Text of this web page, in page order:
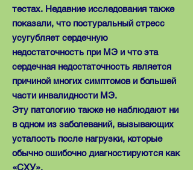
тестах. Недавние исследования также
показали, что постуральный стресс
усугубляет сердечную
недостаточность при МЭ и что эта
сердечная недостаточность является
причиной многих симптомов и большей
части инвалидности MЭ.
Эту патологию также не наблюдают ни
в одном из заболеваний, вызывающих
усталость после нагрузки, которые
обычно ошибочно диагностируются как
«CХУ».